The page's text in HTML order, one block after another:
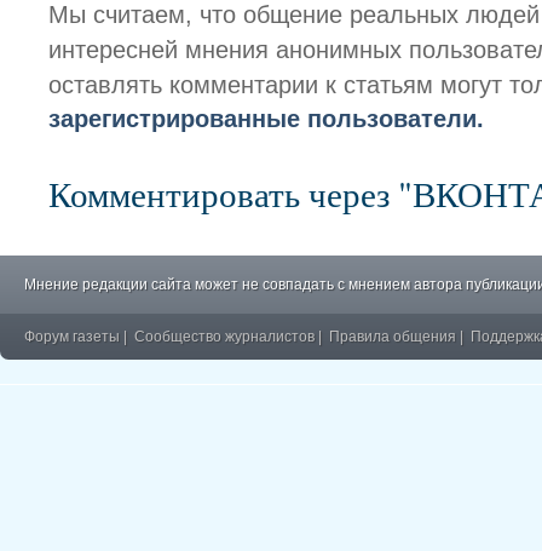
Мы считаем, что общение реальных
интересней мнения анонимных
оставлять комментарии к статьям могут
зарегистрированные пользователи.
Комментировать через
Мнение редакции сайта может не совпадать с мнением автора
Форум газеты Сообщество журналистов Правила общения
�